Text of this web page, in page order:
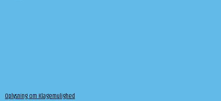
Oplysning om Klagemulighed